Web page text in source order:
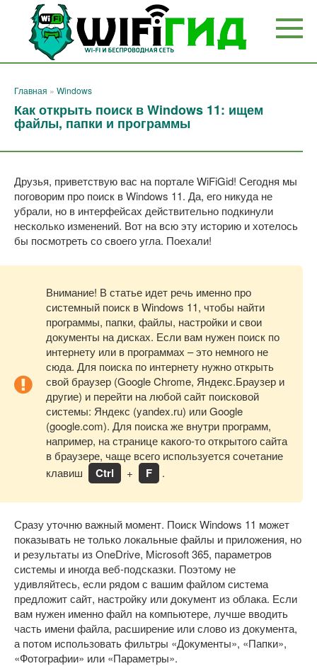
Перейти
контенту
Главная » Windows
Как открыть поиск в Windows 11: ищем
файлы, папки и программы
Друзья, приветствую вас на портале WiFiGid! Сегодня мы
поговорим про поиск в Windows 11. Да, его никуда не
убрали, но в интерфейсах действительно подкинули
несколько изменений. Вот на всю эту историю и хотелось
бы посмотреть со своего угла. Поехали!
Внимание! В статье идет речь именно про
системный поиск в Windows 11, чтобы найти
программы, папки, файлы, настройки и свои
документы на дисках. Если вам нужен поиск по
интернету или в программах – это немного не
сюда. Для поиска по интернету нужно открыть
свой браузер (Google Chrome, Яндекс.Браузер и
другие) и перейти на любой сайт поисковой
системы: Яндекс (yandex.ru) или Google
(google.com). Для поиска же внутри программ,
например, на странице какого-то открытого сайта
в браузере, чаще всего используется сочетание
клавиш
Ctrl + F .
Сразу уточню важный момент. Поиск Windows 11 может
показывать не только локальные файлы и приложения, но
и результаты из OneDrive, Microsoft 365, параметров
системы и иногда веб-подсказки. Поэтому не
удивляйтесь, если рядом с вашим файлом система
предложит сайт, настройку или документ из облака. Если
вам нужен именно файл на компьютере, лучше вводить
часть имени файла, расширение или слово из документа,
а потом использовать фильтры «Документы», «Папки»,
«Фотографии» или «Параметры».